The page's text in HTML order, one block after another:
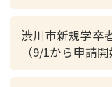
渋川市新規学卒
（9/1から申請開